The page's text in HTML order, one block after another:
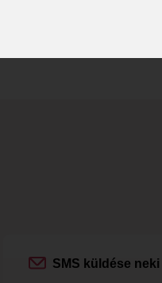
SMS küldése neki